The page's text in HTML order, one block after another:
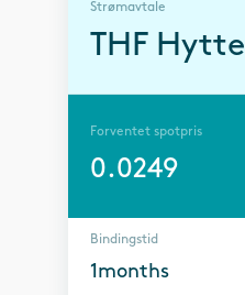
Strømavtale
THF Hytte
Forventet spotpris
0.0249
Bindingstid
1months